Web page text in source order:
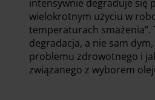
intensywnie degraduje się
wielokrotnym użyciu w
temperaturach smażenia”.
degradacja, a nie sam
problemu zdrowotnego i
związanego z wyborem